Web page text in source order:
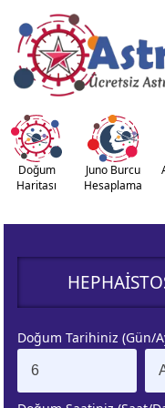
KUZEY AY
DÜĞÜMÜ
Doğum
Haritası
Juno Burcu
Hesaplama
Doğum Tarihiniz (Gün/